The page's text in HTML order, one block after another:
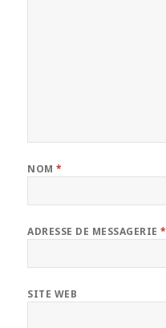
NOM*
ADRESSE DE MESSAGERIE*
SITE WEB